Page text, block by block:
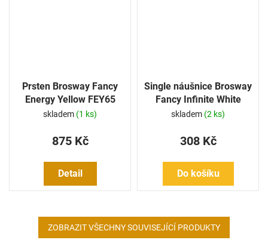
Prsten Brosway Fancy
Energy Yellow FEY65
skladem (1 ks)
875 Kč
Detail
Single náušnice Brosway
Fancy Infinite White
FIW09- 1 Ks
skladem (2 ks)
308 Kč
Do košíku
ZOBRAZIT VŠECHNY SOUVISEJÍCÍ PRODUKTY